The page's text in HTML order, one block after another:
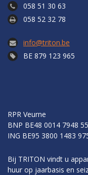
058 51 30 63
058 52 32 78
info@triton.be
BE 879 123 965
RPR Veurne
BNP BE48 0014 7948
ING BE95 3800 1483
Bij TRITON vindt u
huur op jaarbasis en